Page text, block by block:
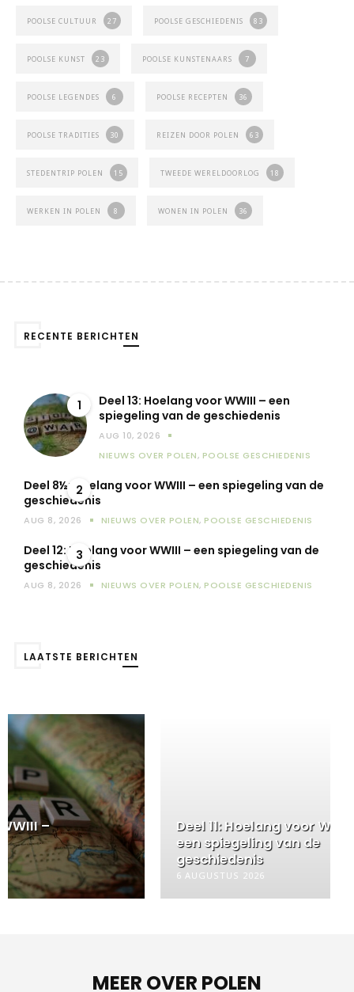
POOLSE CULTUUR 27 POOLSE GESCHIEDENIS 83
POOLSE KUNST 23 POOLSE KUNSTENAARS 7
POOLSE LEGENDES 6 POOLSE RECEPTEN 36
POOLSE TRADITIES 30 REIZEN DOOR POLEN 63
STEDENTRIP POLEN 15 TWEEDE WERELDOORLOG 18
WERKEN IN POLEN 8 WONEN IN POLEN 36
RECENTE BERICHTEN
1
Deel 13: Hoelang voor WWIII – een
spiegeling van de geschiedenis
AUG 10, 2026
NIEUWS OVER POLEN, POOLSE GESCHIEDENIS
2
Deel 8½: Hoelang voor WWIII – een spiegeling van de
geschiedenis
AUG 8, 2026 NIEUWS OVER POLEN, POOLSE GESCHIEDENIS
3
Deel 12: Hoelang voor WWIII – een spiegeling van de
geschiedenis
AUG 8, 2026 NIEUWS OVER POLEN, POOLSE GESCHIEDENIS
LAATSTE BERICHTEN
Deel 11: Hoelang voor WWIII –
een spiegeling van de
geschiedenis
6 AUGUSTUS 2026
MEER OVER POLEN